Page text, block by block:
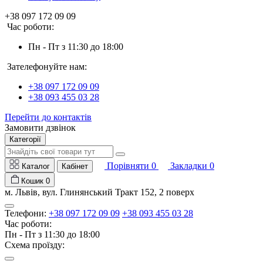
+38 097 172 09 09
Час роботи:
Пн - Пт з 11:30 до 18:00
Зателефонуйте нам:
+38 097 172 09 09
+38 093 455 03 28
Перейти до контактів
Замовити дзвінок
Категорії
Каталог Кабінет Порівняти 0 Закладки 0
Кошик 0
м. Львів, вул. Глинянський Тракт 152, 2 поверх
Телефони: +38 097 172 09 09 +38 093 455 03 28
Час роботи:
Пн - Пт з 11:30 до 18:00
Схема проїзду: